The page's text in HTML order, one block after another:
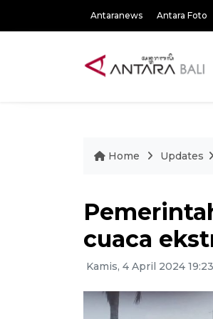
Antaranews Antara Foto
Home Updates
cuaca
Kamis, 4 April 2024